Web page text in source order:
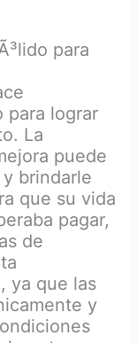
para
para lograr
La
puede
y brindarle
que su vida
pagar,
de
ya que las
y